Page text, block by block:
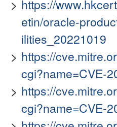
https://
etin/oracle-
ilities_20221019
https://
cgi?name=CVE-
https://
cgi?name=CVE-